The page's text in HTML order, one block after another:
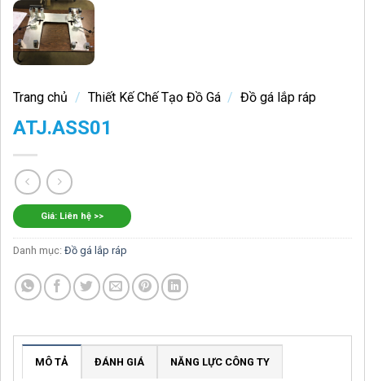
Trang chủ / Thiết Kế Chế Tạo Đồ Gá / Đồ gá lắp ráp
ATJ.ASS01
Giá: Liên hệ >>
Danh mục: Đồ gá lắp ráp
MÔ TẢ ĐÁNH GIÁ NĂNG LỰC CÔNG TY